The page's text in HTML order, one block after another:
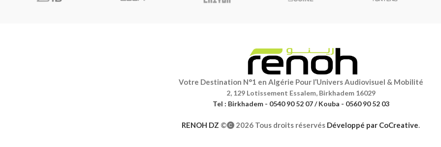
Votre Destination N°1 en Algérie Pour l’Univers Audiovisuel & Mobilité
2, 129 Lotissement Essalem, Birkhadem 16029
Tel : Birkhadem - 0540 90 52 07 / Kouba - 0560 90 52 03
RENOH DZ © 2026 Tous droits réservés Développé par CoCreative.